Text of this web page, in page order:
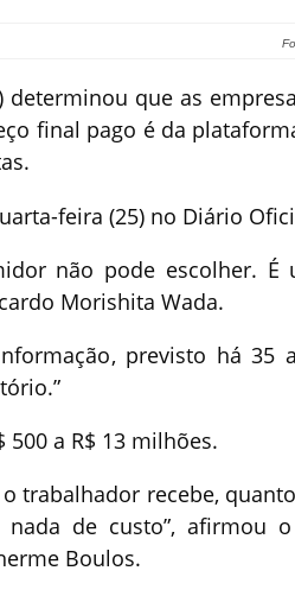
determinou que as
final pago é da
feira (25) no Diário
não pode escolher. É
Morishita Wada.
previsto há 35
a R$ 13 milhões.
trabalhador recebe,
de custo”, afirmou
Boulos.